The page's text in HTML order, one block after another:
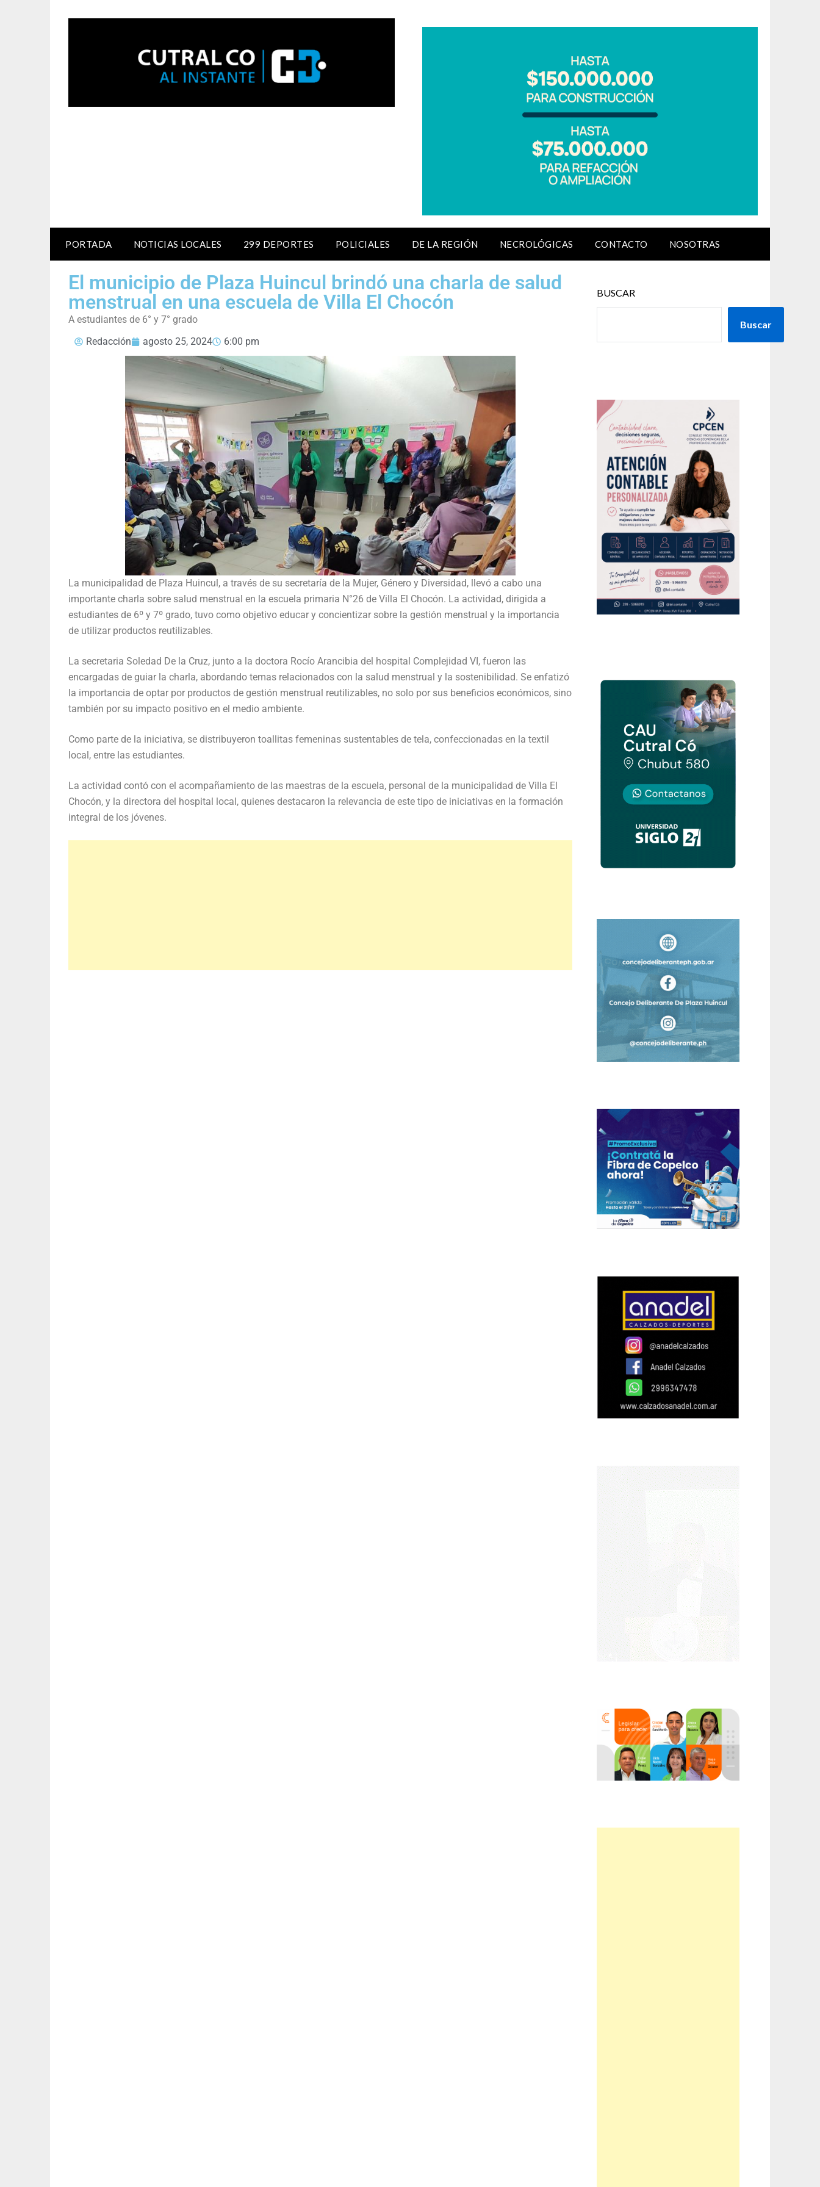
PORTADA NOTICIAS LOCALES 299 DEPORTES POLICIALES DE LA REGIÓN NECROLÓGICAS CONTACTO NOSOTRAS
El municipio de Plaza Huincul brindó una charla de salud
menstrual en una escuela de Villa El Chocón
A estudiantes de 6° y 7° grado
Redacción
agosto 25, 2024 6:00 pm
La municipalidad de Plaza Huincul, a través de su secretaría de la Mujer, Género y Diversidad, llevó a cabo una
importante charla sobre salud menstrual en la escuela primaria N°26 de Villa El Chocón. La actividad, dirigida a
estudiantes de 6º y 7º grado, tuvo como objetivo educar y concientizar sobre la gestión menstrual y la importancia
de utilizar productos reutilizables.
La secretaria Soledad De la Cruz, junto a la doctora Rocío Arancibia del hospital Complejidad VI, fueron las
encargadas de guiar la charla, abordando temas relacionados con la salud menstrual y la sostenibilidad. Se enfatizó
la importancia de optar por productos de gestión menstrual reutilizables, no solo por sus beneficios económicos, sino
también por su impacto positivo en el medio ambiente.
Como parte de la iniciativa, se distribuyeron toallitas femeninas sustentables de tela, confeccionadas en la textil
local, entre las estudiantes.
La actividad contó con el acompañamiento de las maestras de la escuela, personal de la municipalidad de Villa El
Chocón, y la directora del hospital local, quienes destacaron la relevancia de este tipo de iniciativas en la formación
integral de los jóvenes.
BUSCAR
Buscar